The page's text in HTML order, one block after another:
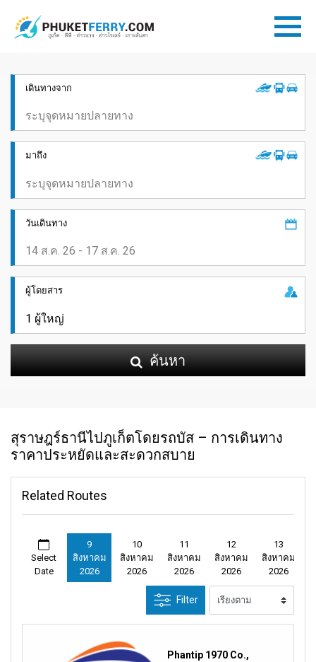
เดินทางจาก
มาถึง
วันเดินทาง
ผู้โดยสาร
ค้นหา
สุราษฎร์ธานีไปภูเก็ตโดยรถบัส – การเดินทาง
ราคาประหยัดและสะดวกสบาย
Related Routes
Select
Date
9
สิงหาคม
2026
10
สิงหาคม
2026
11
สิงหาคม
2026
12
สิงหาคม
2026
13
สิงหาคม
2026
Filter
Phantip 1970 Co.,